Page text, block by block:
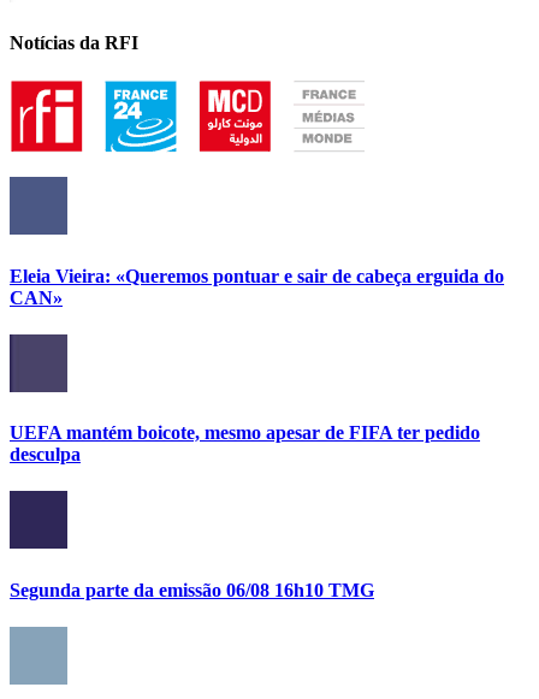
Notícias da RFI
Eleia Vieira: «Queremos pontuar e sair de cabeça erguida do
CAN»
UEFA mantém boicote, mesmo apesar de FIFA ter pedido
desculpa
Segunda parte da emissão 06/08 16h10 TMG